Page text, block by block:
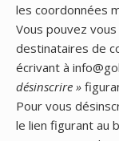
les coordonnées
Vous pouvez
destinataires de
écrivant à
désinscrire »
Pour vous
le lien figurant au